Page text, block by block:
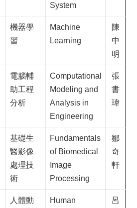
System
機器學
習
Machine
Learning
陳
中
明
電腦輔
助工程
分析
Computational
Modeling and
Analysis in
Engineering
張
書
瑋
基礎生
醫影像
處理技
術
Fundamentals
of Biomedical
Image
Processing
鄒
奇
軒
人體動
Human
呂